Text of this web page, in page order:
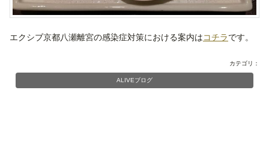
エクシブ京都八瀬離宮の感染症対策における案内はコチラです。
カテゴリ：
ALIVEブログ